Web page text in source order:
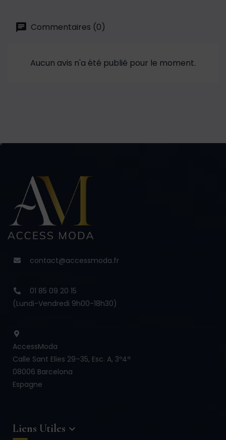
Commentaires (0)
Aucun avis n'a été publié pour le moment.
contact@accessmoda.fr
01 85 09 20 15
(Lundi-Vendredi 9h00-18h30)
AccessModa
Calle Sant Elies 29–35, Esc. A, 3º4ª
08006 Barcelona
Espagne
Liens Utiles 